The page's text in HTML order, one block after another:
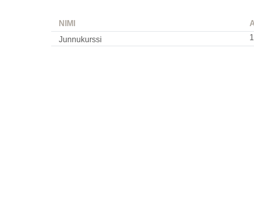
NIMI
Junnukurssi